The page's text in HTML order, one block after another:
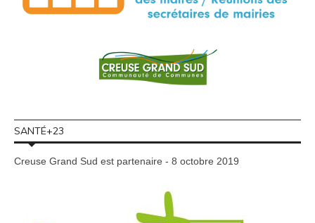
SANTÉ+23
Creuse Grand Sud est partenaire - 8 octobre 2019